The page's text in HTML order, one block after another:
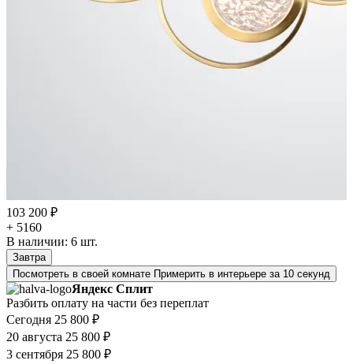
103 200 ₽
+ 5160
В наличии: 6 шт.
Завтра
Посмотреть в своей комнате Примерить в интерьере за 10 секунд
Яндекс Сплит
Разбить оплату на части без переплат
Сегодня 25 800 ₽
20 августа 25 800 ₽
3 сентября 25 800 ₽